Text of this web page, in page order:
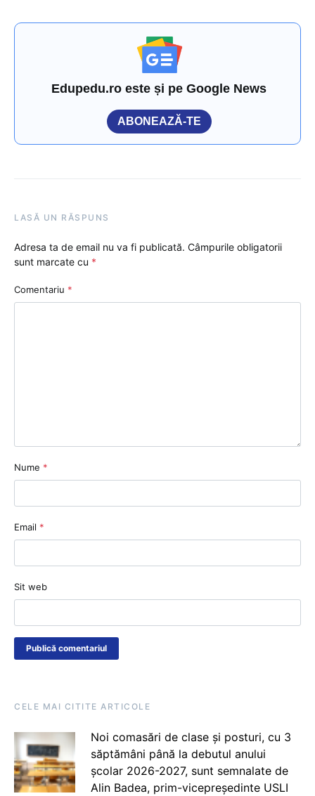
Edupedu.ro este și pe Google News
ABONEAZĂ-TE
LASĂ UN RĂSPUNS
Adresa ta de email nu va fi publicată. Câmpurile obligatorii
sunt marcate cu *
Comentariu *
Nume *
Email *
Sit web
CELE MAI CITITE ARTICOLE
Noi comasări de clase și posturi, cu 3
săptămâni până la debutul anului
școlar 2026-2027, sunt semnalate de
Alin Badea, prim-vicepreședinte USLI